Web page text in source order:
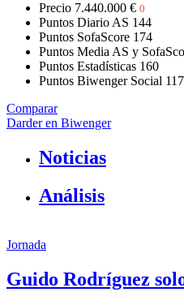
Precio 7.440.000 € 0
Puntos Diario AS 144
Puntos SofaScore 174
Puntos Media AS y
Puntos Estadísticas 160
Puntos Biwenger Social 117
Comparar
Darder en Biwenger
Noticias
Análisis
Jornada
Guido Rodríguez